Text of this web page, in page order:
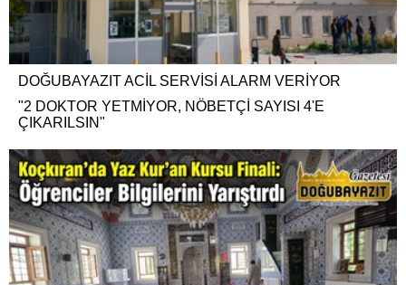
DOĞUBAYAZIT ACİL SERVİSİ ALARM VERİYOR
"2 DOKTOR YETMİYOR, NÖBETÇİ SAYISI 4'E
ÇIKARILSIN"